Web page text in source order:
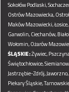
Sokołów Podlaski,
Ostrów Mazowiecka,
Maków Mazowiecki,Łosice,
Garwolin,Ciechanów,
Wołomin,Ożarów
ŚLĄSKIE:Żywiec,
Świętochłowice,
Jastrzębie-Zdrój,Jaworzno,
Piekary Śląskie,